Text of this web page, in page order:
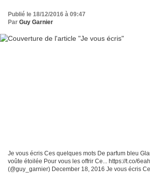
Publié le 18/12/2016 à 09:47
Par Guy Garnier
Je vous écris Ces quelques mots De parfum bleu
voûte étoilée Pour vous les offrir Ce... https://t.co/
(@guy_garnier) December 18, 2016 Je vous écris